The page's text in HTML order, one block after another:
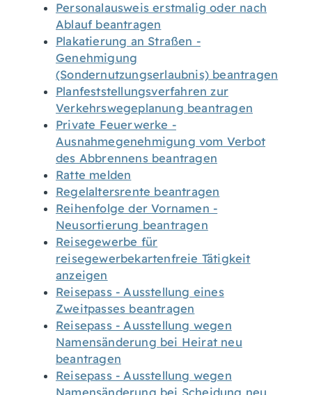
Personalausweis erstmalig oder nach
Ablauf beantragen
Plakatierung an Straßen -
Genehmigung
(Sondernutzungserlaubnis) beantragen
Planfeststellungsverfahren zur
Verkehrswegeplanung beantragen
Private Feuerwerke -
Ausnahmegenehmigung vom Verbot
des Abbrennens beantragen
Ratte melden
Regelaltersrente beantragen
Reihenfolge der Vornamen -
Neusortierung beantragen
Reisegewerbe für
reisegewerbekartenfreie Tätigkeit
anzeigen
Reisepass - Ausstellung eines
Zweitpasses beantragen
Reisepass - Ausstellung wegen
Namensänderung bei Heirat neu
beantragen
Reisepass - Ausstellung wegen